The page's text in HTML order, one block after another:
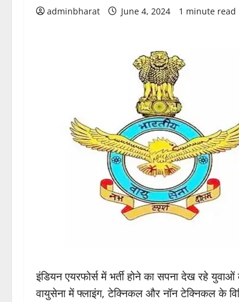
adminbharat June 4, 2024 1 minute read
इंडियन एयरफोर्स में भर्ती होने का सपना देख रहे
वायुसेना में फ्लाइंग, टेक्निकल और नॉन टेक्निकल के